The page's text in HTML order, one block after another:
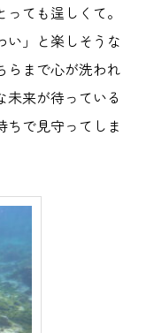
ても逞しくて。
い」と楽しそうな
らまで心が洗われ
未来が待っている
ちで見守ってしま